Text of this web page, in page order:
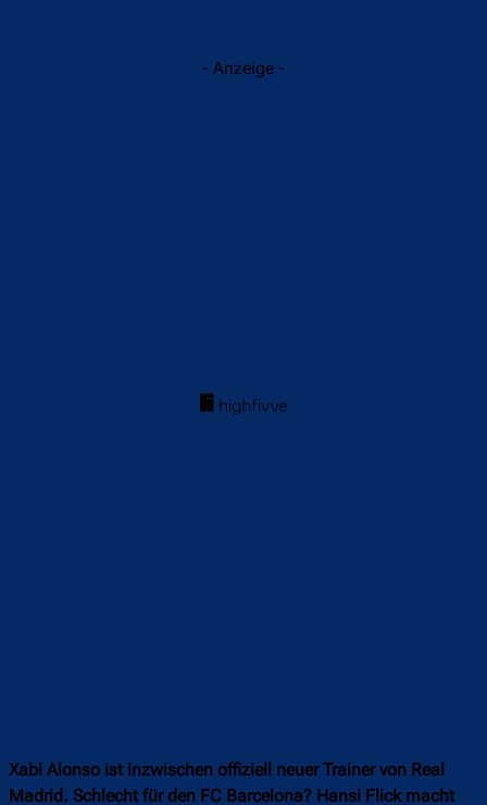
- Anzeige -
Xabi Alonso ist inzwischen offiziell neuer Trainer von Real
Madrid. Schlecht für den FC Barcelona? Hansi Flick macht